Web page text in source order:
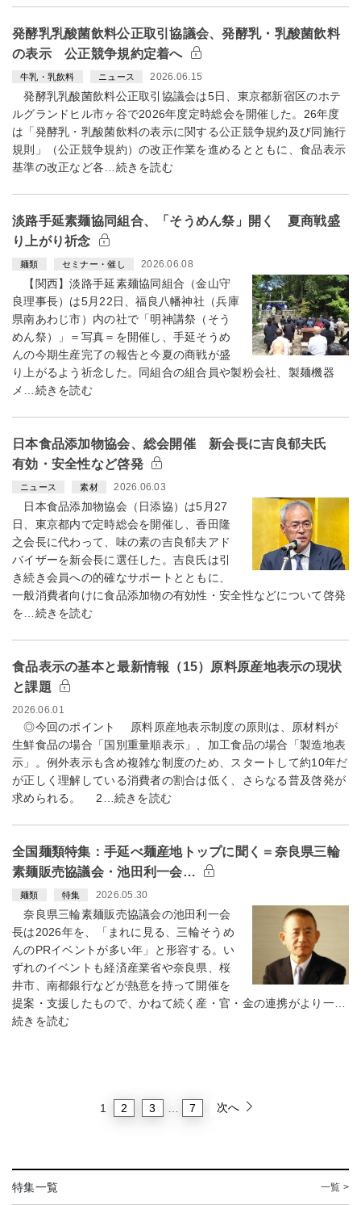
発酵乳乳酸菌飲料公正取引協議会、発酵乳・乳酸菌飲料
の表示 公正競争規約定着へ
牛乳・乳飲料 ニュース 2026.06.15
発酵乳乳酸菌飲料公正取引協議会は5日、東京都新宿区のホテ
ルグランドヒル市ヶ谷で2026年度定時総会を開催した。26年度
は「発酵乳・乳酸菌飲料の表示に関する公正競争規約及び同施行
規則」（公正競争規約）の改正作業を進めるとともに、食品表示
基準の改正など各…続きを読む
淡路手延素麺協同組合、「そうめん祭」開く 夏商戦盛
り上がり祈念
麺類 セミナー・催し 2026.06.08
【関西】淡路手延素麺協同組合（金山守
良理事長）は5月22日、福良八幡神社（兵庫
県南あわじ市）内の社で「明神講祭（そう
めん祭）」＝写真＝を開催し、手延そうめ
んの今期生産完了の報告と今夏の商戦が盛
り上がるよう祈念した。同組合の組合員や製粉会社、製麺機器
メ…続きを読む
日本食品添加物協会、総会開催 新会長に吉良郁夫氏
有効・安全性など啓発
ニュース 素材 2026.06.03
日本食品添加物協会（日添協）は5月27
日、東京都内で定時総会を開催し、香田隆
之会長に代わって、味の素の吉良郁夫アド
バイザーを新会長に選任した。吉良氏は引
き続き会員への的確なサポートとともに、
一般消費者向けに食品添加物の有効性・安全性などについて啓発
を…続きを読む
食品表示の基本と最新情報（15）原料原産地表示の現状
と課題
2026.06.01
◎今回のポイント 原料原産地表示制度の原則は、原材料が
生鮮食品の場合「国別重量順表示」、加工食品の場合「製造地表
示」。例外表示も含め複雑な制度のため、スタートして約10年だ
が正しく理解している消費者の割合は低く、さらなる普及啓発が
求められる。 2…続きを読む
全国麺類特集：手延べ麺産地トップに聞く＝奈良県三輪
素麺販売協議会・池田利一会…
麺類 特集 2026.05.30
奈良県三輪素麺販売協議会の池田利一会
長は2026年を、「まれに見る、三輪そうめ
んのPRイベントが多い年」と形容する。い
ずれのイベントも経済産業省や奈良県、桜
井市、南都銀行などが熱意を持って開催を
提案・支援したもので、かねて続く産・官・金の連携がより一…
続きを読む
1 2 3 7 次へ
特集一覧 一覧 >